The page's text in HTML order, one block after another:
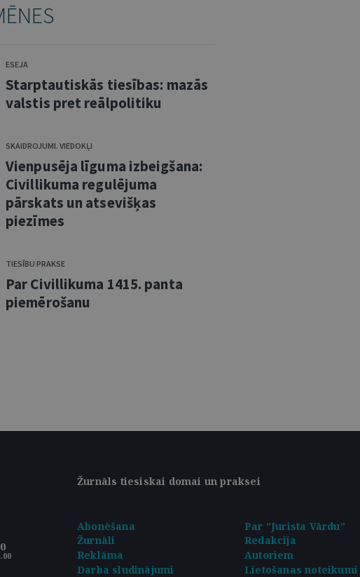
ESEJA
Starptautiskās tiesības: mazās
valstis pret reālpolitiku
SKAIDROJUMI. VIEDOKĻI
Vienpusēja līguma izbeigšana:
Civillikuma regulējuma
pārskats un atsevišķas
piezīmes
TIESĪBU PRAKSE
Par Civillikuma 1415. panta
piemērošanu
Žurnāls tiesiskai domai un praksei
Abonēšana
Par "Jurista Vārdu"
Žurnāli
Redakcija
Reklāma
Autoriem
Darba sludinājumi
Lietošanas noteikumi